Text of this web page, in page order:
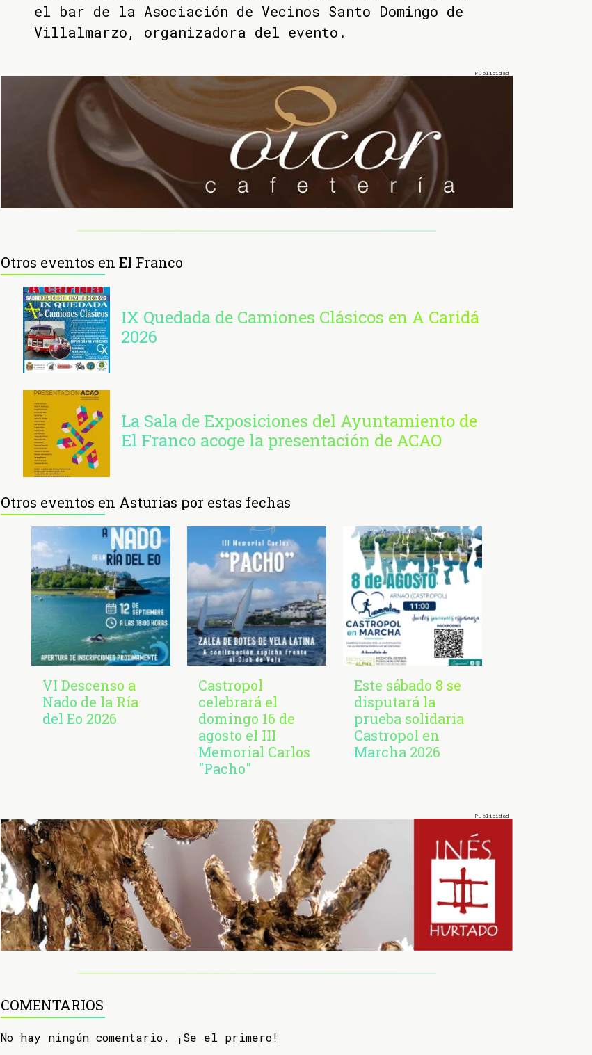
el bar de la Asociación de Vecinos Santo Domingo de
Villalmarzo, organizadora del evento.
Otros eventos en El Franco
IX Quedada de Camiones Clásicos en A Caridá
2026
La Sala de Exposiciones del Ayuntamiento de
El Franco acoge la presentación de ACAO
Otros eventos en Asturias por estas fechas
VI Descenso a
Nado de la Ría
del Eo 2026
Castropol
celebrará el
domingo 16 de
agosto el III
Memorial Carlos
"Pacho"
Este sábado 8 se
disputará la
prueba solidaria
Castropol en
Marcha 2026
COMENTARIOS
No hay ningún comentario. ¡Se el primero!